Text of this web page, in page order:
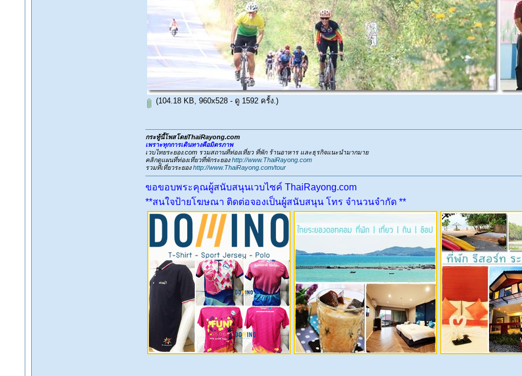
(104.18 KB, 960x528 - ดู 1592 ครั้ง.)
กระทู้นี้โพสโดยThaiRayong.com
เพราะทุกการเดินทางคือมิตรภาพ
เวบไทยระยอง.com รวมสถานที่ท่องเที่ยว ที่พัก ร้านอาหาร และธุรกิจแนะนำมากมาย
คลิกดูแผนที่ท่องเที่ยวที่พักระยองhttp://www.ThaiRayong.com
รวมที่เที่ยวระยองhttp://www.ThaiRayong.com/tour
ขอขอบพระคุณผู้สนับสนุนเวบไซค์ ThaiRayong.com
**สนใจป้ายโฆษณา ติดต่อจองเป็นผู้สนับสนุน โทร จำนวนจำกัด **